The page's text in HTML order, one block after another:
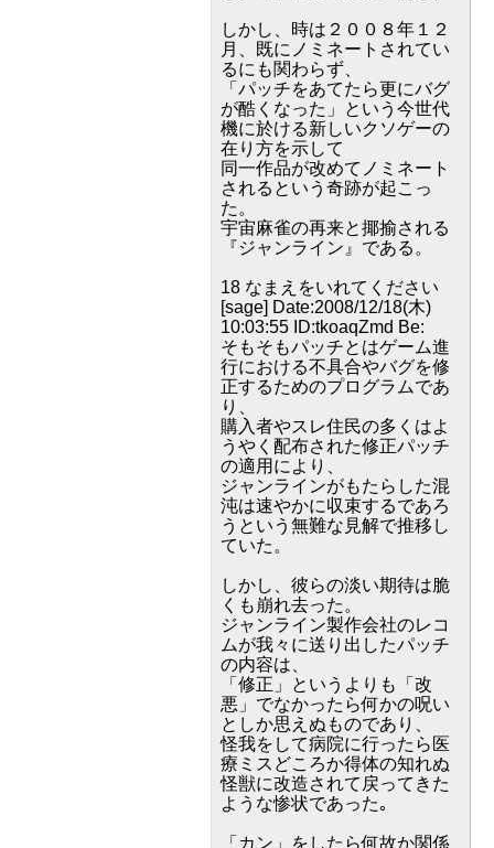
しかし、時は２００８年１２
月、既にノミネートされてい
るにも関わらず、
「パッチをあてたら更にバグ
が酷くなった」という今世代
機に於ける新しいクソゲーの
在り方を示して
同一作品が改めてノミネート
されるという奇跡が起こっ
た。
宇宙麻雀の再来と揶揄される
『ジャンライン』である。
18 なまえをいれてください
[sage] Date:2008/12/18(木)
10:03:55 ID:tkoaqZmd Be:
そもそもパッチとはゲーム進
行における不具合やバグを修
正するためのプログラムであ
り、
購入者やスレ住民の多くはよ
うやく配布された修正パッチ
の適用により、
ジャンラインがもたらした混
沌は速やかに収束するであろ
うという無難な見解で推移し
ていた。
しかし、彼らの淡い期待は脆
くも崩れ去った。
ジャンライン製作会社のレコ
ムが我々に送り出したパッチ
の内容は、
「修正」というよりも「改
悪」でなかったら何かの呪い
としか思えぬものであり、
怪我をして病院に行ったら医
療ミスどころか得体の知れぬ
怪獣に改造されて戻ってきた
ような惨状であった｡
「カン」をしたら何故か関係